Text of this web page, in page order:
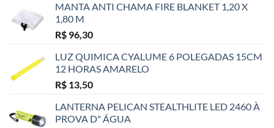
MANTA ANTI CHAMA FIRE BLANKET 1,20 X
1,80 M
R$ 96,30
LUZ QUIMICA CYALUME 6 POLEGADAS 15CM
12 HORAS AMARELO
R$ 13,50
LANTERNA PELICAN STEALTHLITE LED 2460 À
PROVA D" ÁGUA